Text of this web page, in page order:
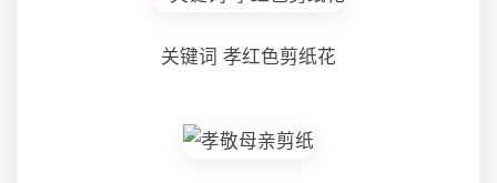
关键词 孝红色剪纸花